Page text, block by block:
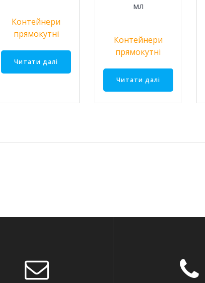
Контейнери
прямокутні
Читати далі
мл
Контейнери
прямокутні
Читати далі